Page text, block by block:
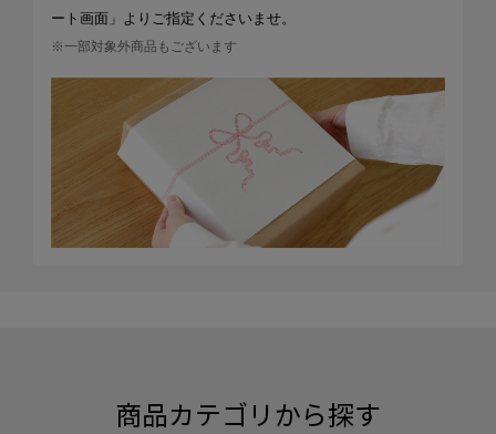
ート画面」よりご指定くださいませ。
※一部対象外商品もございます
商品カテゴリから探す